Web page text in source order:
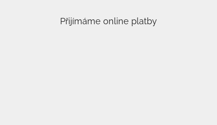
Přijímáme online platby